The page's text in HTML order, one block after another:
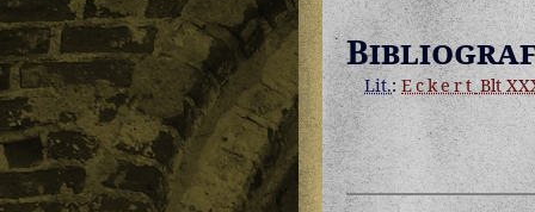
Lit.:EckertBlt